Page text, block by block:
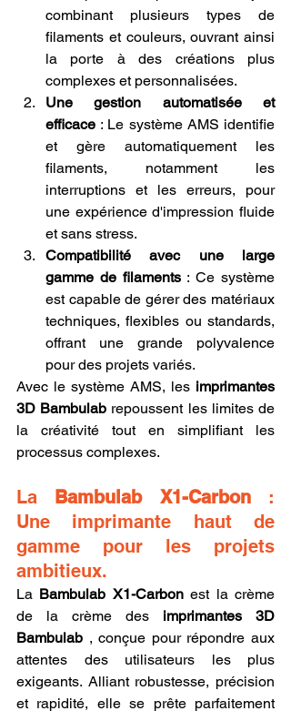
combinant plusieurs types de
filaments et couleurs, ouvrant ainsi
la porte à des créations plus
complexes et personnalisées.
Une gestion automatisée et
efficace : Le système AMS identifie
et gère automatiquement les
filaments, notamment les
interruptions et les erreurs, pour
une expérience d'impression fluide
et sans stress.
Compatibilité avec une large
gamme de filaments : Ce système
est capable de gérer des matériaux
techniques, flexibles ou standards,
offrant une grande polyvalence
pour des projets variés.
Avec le système AMS, les imprimantes
3D Bambulab repoussent les limites de
la créativité tout en simplifiant les
processus complexes.
La Bambulab X1-Carbon :
Une imprimante haut de
gamme pour les projets
ambitieux.
La Bambulab X1-Carbon est la crème
de la crème des imprimantes 3D
Bambulab , conçue pour répondre aux
attentes des utilisateurs les plus
exigeants. Alliant robustesse, précision
et rapidité, elle se prête parfaitement